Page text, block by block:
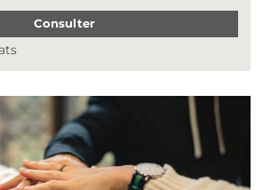
Consulter